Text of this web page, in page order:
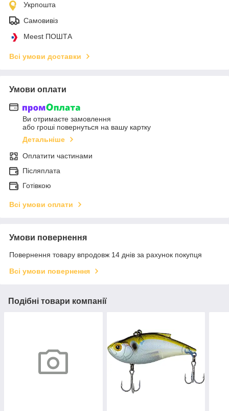
Укрпошта
Самовивіз
Meest ПОШТА
Всі умови доставки
Умови оплати
Ви отримаєте замовлення
або гроші повернуться на вашу картку
Детальніше
Оплатити частинами
Післяплата
Готівкою
Всі умови оплати
Умови повернення
Повернення товару впродовж 14 днів за рахунок покупця
Всі умови повернення
Подібні товари компанії